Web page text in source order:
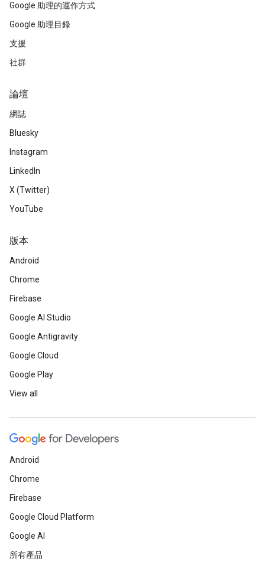
Google 助理的運作方式
Google 助理目錄
支援
社群
論壇
網誌
Bluesky
Instagram
LinkedIn
X (Twitter)
YouTube
版本
Android
Chrome
Firebase
Google AI Studio
Google Antigravity
Google Cloud
Google Play
View all
Android
Chrome
Firebase
Google Cloud Platform
Google AI
所有產品